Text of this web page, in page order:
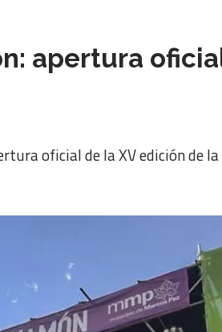
apertura
oficial de la XV edición de